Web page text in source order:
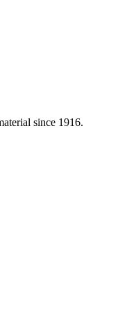
since 1916.